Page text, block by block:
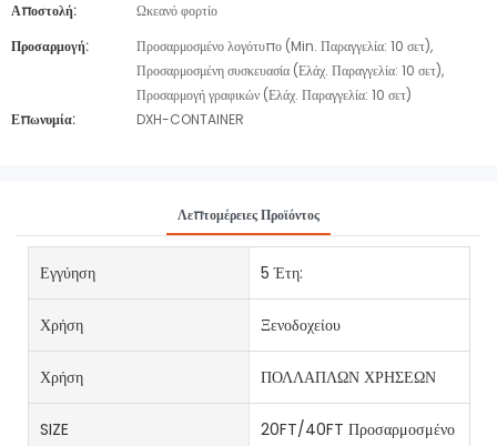
Αποστολή:
Ωκεανό φορτίο
Προσαρμογή:
Προσαρμοσμένο λογότυπο (Min. Παραγγελία: 10 σετ),
Προσαρμοσμένη συσκευασία (Ελάχ. Παραγγελία: 10 σετ),
Προσαρμογή γραφικών (Ελάχ. Παραγγελία: 10 σετ)
Επωνυμία:
DXH-CONTAINER
Λεπτομέρειες Προϊόντος
Εγγύηση 5 Έτη:
Χρήση Ξενοδοχείου
Χρήση ΠΟΛΛΑΠΛΩΝ ΧΡΗΣΕΩΝ
SIZE 20FT/40FT Προσαρμοσμένο